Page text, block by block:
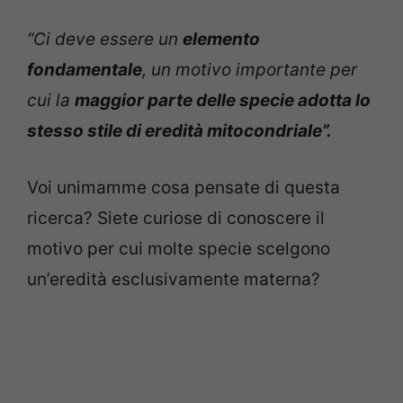
“Ci deve essere un elemento
fondamentale, un motivo importante per
cui la maggior parte delle specie adotta lo
stesso stile di eredità mitocondriale”.
Voi unimamme cosa pensate di questa
ricerca? Siete curiose di conoscere il
motivo per cui molte specie scelgono
un’eredità esclusivamente materna?